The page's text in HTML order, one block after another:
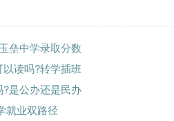
垒中学录取分数
读吗?转学插班
是公办还是民办
就业双路径